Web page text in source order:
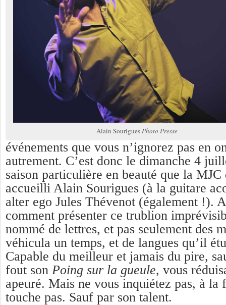
Alain SouriguesPhoto Presse
événements que vous n’ignorez pas en
autrement. C’est donc le dimanche 4
saison particulière en beauté que la MJC
accueilli Alain Sourigues (à la guitare
alter ego Jules Thévenot (également !).
comment présenter ce trublion
nommé de lettres, et pas seulement des
véhicula un temps, et de langues qu’il
Capable du meilleur et jamais du pire,
fout son Poing sur la gueule, vous
apeuré. Mais ne vous inquiétez pas, à
touche pas. Sauf par son talent.